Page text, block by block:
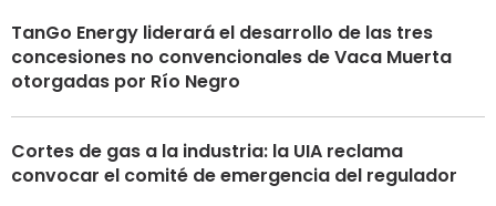
TanGo Energy liderará el desarrollo de las tres
concesiones no convencionales de Vaca Muerta
otorgadas por Río Negro
Cortes de gas a la industria: la UIA reclama
convocar el comité de emergencia del regulador